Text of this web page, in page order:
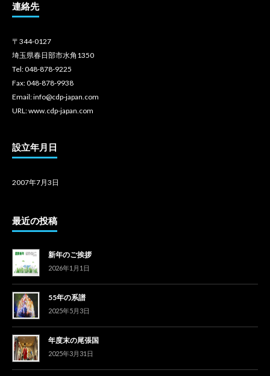
連絡先
〒344-0127
埼玉県春日部市水角1350
Tel: 048-878-9225
Fax: 048-878-9938
Email: info@cdp-japan.com
URL: www.cdp-japan.com
設立年月日
2007年7月3日
最近の投稿
新年のご挨拶
2026年1月1日
55年の系譜
2025年5月3日
年度末の尾張国
2025年3月31日